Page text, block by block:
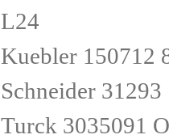
L24
Kuebler 150712
Schneider 31293
Turck 3035091